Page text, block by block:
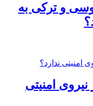
و ترکی به
امنیتی